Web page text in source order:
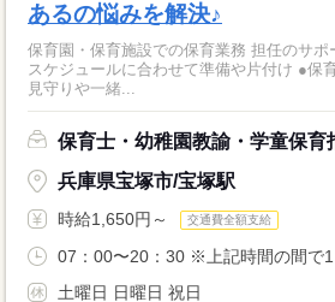
あるの悩みを解決♪
保育園・保育施設での保育業務 担任のサポート
スケジュールに合わせて準備や片付け ●保
見守りや一緒...
保育士・幼稚園教諭・学童保育
兵庫県宝塚市/宝塚駅
時給1,650円～ 交通費全額支給
07：00〜20：30 ※上記時間の間で
土曜日 日曜日 祝日